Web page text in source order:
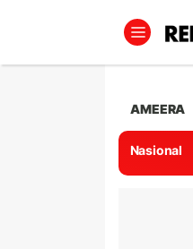
AMEERA
Nasional